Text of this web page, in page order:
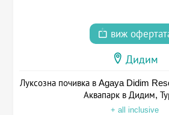
виж
Дидим
Луксозна почивка в Agaya Didim
Аквапарк в Дидим,
+ all inclusive